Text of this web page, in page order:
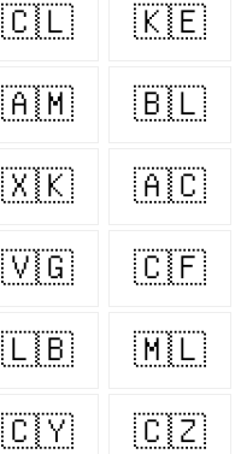
🇨🇱 🇰🇪
🇦🇲 🇧🇱
🇽🇰 🇦🇨
🇻🇬 🇨🇫
🇱🇧 🇲🇱
🇨🇾 🇨🇿